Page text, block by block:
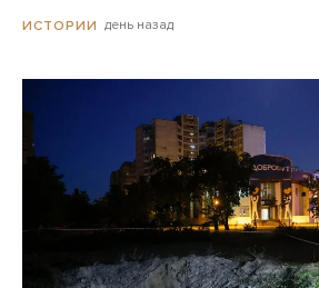
ИСТОРИИ день назад